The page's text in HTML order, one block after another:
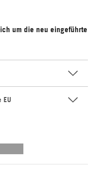
um die neu eingeführte
EU